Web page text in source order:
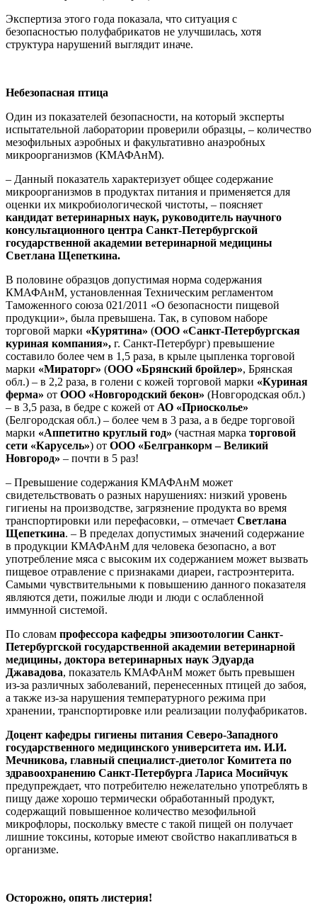
Экспертиза этого года показала, что ситуация с
безопасностью полуфабрикатов не улучшилась, хотя
структура нарушений выглядит иначе.
Небезопасная птица
Один из показателей безопасности, на который эксперты
испытательной лаборатории проверили образцы, – количество
мезофильных аэробных и факультативно анаэробных
микроорганизмов (КМАФАнМ).
– Данный показатель характеризует общее содержание
микроорганизмов в продуктах питания и применяется для
оценки их микробиологической чистоты, – поясняет
кандидат ветеринарных наук, руководитель научного
консультационного центра Санкт-Петербургской
государственной академии ветеринарной медицины
Светлана Щепеткина.
В половине образцов допустимая норма содержания
КМАФАнМ, установленная Техническим регламентом
Таможенного союза 021/2011 «О безопасности пищевой
продукции», была превышена. Так, в суповом наборе
торговой марки «Курятина» (ООО «Санкт-Петербургская
куриная компания», г. Санкт-Петербург) превышение
составило более чем в 1,5 раза, в крыле цыпленка торговой
марки «Мираторг» (ООО «Брянский бройлер», Брянская
обл.) – в 2,2 раза, в голени с кожей торговой марки «Куриная
ферма» от ООО «Новгородский бекон» (Новгородская обл.)
– в 3,5 раза, в бедре с кожей от АО «Приосколье»
(Белгородская обл.) – более чем в 3 раза, а в бедре торговой
марки «Аппетитно круглый год» (частная марка торговой
сети «Карусель») от ООО «Белгранкорм – Великий
Новгород» – почти в 5 раз!
– Превышение содержания КМАФАнМ может
свидетельствовать о разных нарушениях: низкий уровень
гигиены на производстве, загрязнение продукта во время
транспортировки или перефасовки, – отмечает Светлана
Щепеткина. – В пределах допустимых значений содержание
в продукции КМАФАнМ для человека безопасно, а вот
употребление мяса с высоким их содержанием может вызвать
пищевое отравление с признаками диареи, гастроэнтерита.
Самыми чувствительными к повышению данного показателя
являются дети, пожилые люди и люди с ослабленной
иммунной системой.
По словам профессора кафедры эпизоотологии Санкт-
Петербургской государственной академии ветеринарной
медицины, доктора ветеринарных наук Эдуарда
Джавадова, показатель КМАФАнМ может быть превышен
из-за различных заболеваний, перенесенных птицей до забоя,
а также из-за нарушения температурного режима при
хранении, транспортировке или реализации полуфабрикатов.
Доцент кафедры гигиены питания Северо-Западного
государственного медицинского университета им. И.И.
Мечникова, главный специалист-диетолог Комитета по
здравоохранению Санкт-Петербурга Лариса Мосийчук
предупреждает, что потребителю нежелательно употреблять в
пищу даже хорошо термически обработанный продукт,
содержащий повышенное количество мезофильной
микрофлоры, поскольку вместе с такой пищей он получает
лишние токсины, которые имеют свойство накапливаться в
организме.
Осторожно, опять листерия!